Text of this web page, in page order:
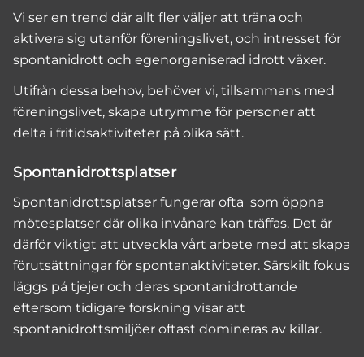
Vi ser en trend där allt fler väljer att träna och
aktivera sig utanför föreningslivet, och intresset för
spontanidrott och egenorganiserad idrott växer.
Utifrån dessa behov, behöver vi, tillsammans med
föreningslivet, skapa utrymme för personer att
delta i fritidsaktiviteter på olika sätt.
Spontanidrottsplatser
Spontanidrottsplatser fungerar ofta som öppna
mötesplatser där olika invånare kan träffas. Det är
därför viktigt att utveckla vårt arbete med att skapa
förutsättningar för spontanaktiviteter. Särskilt fokus
läggs på tjejer och deras spontanidrottande
eftersom tidigare forskning visar att
spontanidrottsmiljöer oftast domineras av killar.